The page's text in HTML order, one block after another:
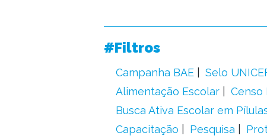
#Filtros
Campanha BAE Selo
Alimentação Escolar
Censo
Busca Ativa Escolar em
Capacitação
Pesquisa